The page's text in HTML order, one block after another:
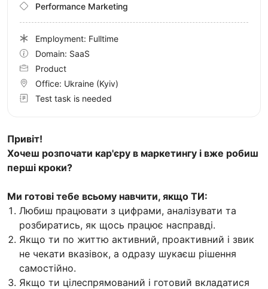
Привіт!
Хочеш розпочати кар'єру в маркетингу і вже робиш
перші кроки?
Ми готові тебе всьому навчити, якщо ТИ:
Любиш працювати з цифрами, аналізувати та
розбиратись, як щось працює насправді.
Якщо ти по життю активний, проактивний і звик
не чекати вказівок, а одразу шукаєш рішення
самостійно.
Якщо ти цілеспрямований і готовий вкладатися
Performance Marketing
Employment: Fulltime
Domain: SaaS
Product
Office: Ukraine (Kyiv)
Test task is needed